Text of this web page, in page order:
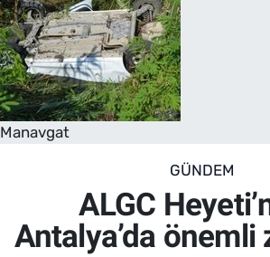
Manavgat
GÜNDEM
ALGC
Antalya’da